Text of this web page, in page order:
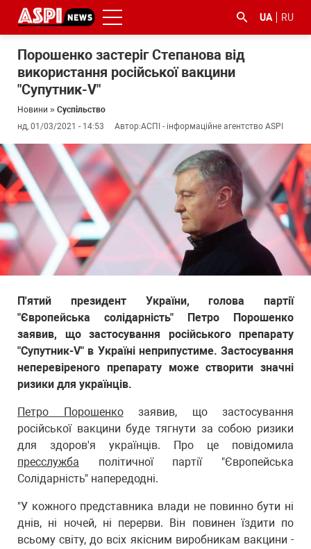
UA RU
Порошенко застеріг Степанова від
використання російської вакцини
"Супутник-V"
Новини » Суспільство
нд, 01/03/2021 - 14:53
Автор:АСПІ - інформаційне агентство ASPI
П'ятий президент України, голова партії
"Європейська солідарність" Петро Порошенко
заявив, що застосування російського препарату
"Супутник-V" в Україні неприпустиме. Застосування
неперевіреного препарату може створити значні
ризики для українців.
Петро Порошенкозаявив, що застосування
російської вакцини буде тягнути за собою ризики
для здоров'я українців. Про це повідомила
пресслужба політичної партії "Європейська
Солідарність" напередодні.
"У кожного представника влади не повинно бути ні
днів, ні ночей, ні перерви. Він повинен їздити по
всьому світу, до всіх якісним виробникам вакцини -
#ООС
#боротьба
корупцією
#ДФС #Київ #коронавірус